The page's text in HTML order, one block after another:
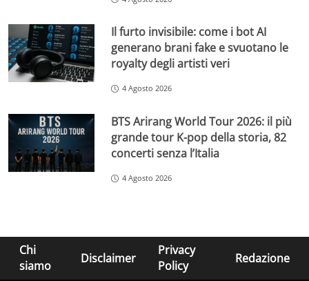
Il furto invisibile: come i bot AI
generano brani fake e svuotano le
royalty degli artisti veri
4 Agosto 2026
BTS Arirang World Tour 2026: il più
grande tour K-pop della storia, 82
concerti senza l’Italia
4 Agosto 2026
Chi
siamo
Disclaimer
Privacy
Policy
Redazione